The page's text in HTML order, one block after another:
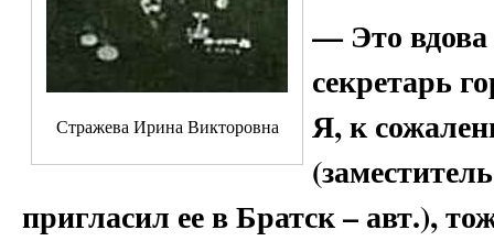
Стражева Ирина Викторовна
— Это вдова
секретарь
Я, к
пригласил ее в Братск – авт.),